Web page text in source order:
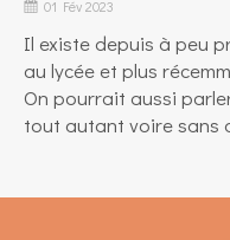
01 Fév 2023
Il existe depuis à peu
au lycée et plus
On pourrait aussi
tout autant voire sans